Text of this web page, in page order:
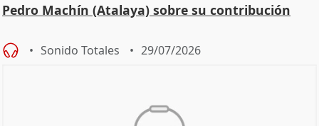
Pedro Machín (Atalaya) sobre su contribución
Sonido Totales 29/07/2026